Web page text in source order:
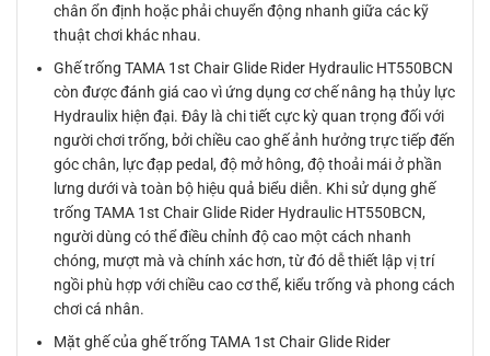
chân ổn định hoặc phải chuyển động nhanh giữa các kỹ
thuật chơi khác nhau.
Ghế trống TAMA 1st Chair Glide Rider Hydraulic HT550BCN
còn được đánh giá cao vì ứng dụng cơ chế nâng hạ thủy lực
Hydraulix hiện đại. Đây là chi tiết cực kỳ quan trọng đối với
người chơi trống, bởi chiều cao ghế ảnh hưởng trực tiếp đến
góc chân, lực đạp pedal, độ mở hông, độ thoải mái ở phần
lưng dưới và toàn bộ hiệu quả biểu diễn. Khi sử dụng ghế
trống TAMA 1st Chair Glide Rider Hydraulic HT550BCN,
người dùng có thể điều chỉnh độ cao một cách nhanh
chóng, mượt mà và chính xác hơn, từ đó dễ thiết lập vị trí
ngồi phù hợp với chiều cao cơ thể, kiểu trống và phong cách
chơi cá nhân.
Mặt ghế của ghế trống TAMA 1st Chair Glide Rider